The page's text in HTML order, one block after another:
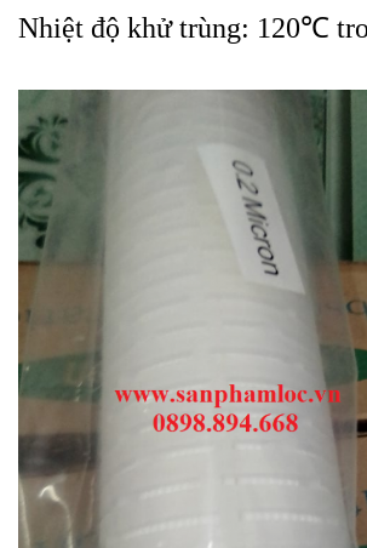
Nhiệt độ khử trùng: 120℃